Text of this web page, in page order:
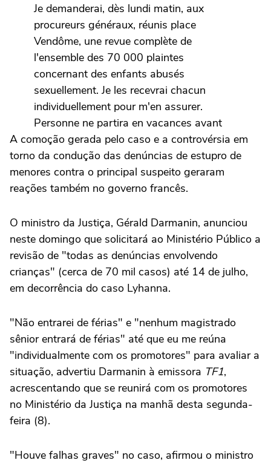
Je demanderai, dès lundi matin, aux
procureurs généraux, réunis place
Vendôme, une revue complète de
l'ensemble des 70 000 plaintes
concernant des enfants abusés
sexuellement. Je les recevrai chacun
individuellement pour m'en assurer.
Personne ne partira en vacances avant
que…pic.twitter.com/WBZvOqDyVs
— Gérald DARMANIN (@GDarmanin)
June 7, 2026
A comoção gerada pelo caso e a controvérsia em
torno da condução das denúncias de estupro de
menores contra o principal suspeito geraram
reações também no governo francês.
O ministro da Justiça, Gérald Darmanin, anunciou
neste domingo que solicitará ao Ministério Público a
revisão de "todas as denúncias envolvendo
crianças" (cerca de 70 mil casos) até 14 de julho,
em decorrência do caso Lyhanna.
"Não entrarei de férias" e "nenhum magistrado
sênior entrará de férias" até que eu me reúna
"individualmente com os promotores" para avaliar a
situação, advertiu Darmanin à emissora TF1,
acrescentando que se reunirá com os promotores
no Ministério da Justiça na manhã desta segunda-
feira (8).
"Houve falhas graves" no caso, afirmou o ministro